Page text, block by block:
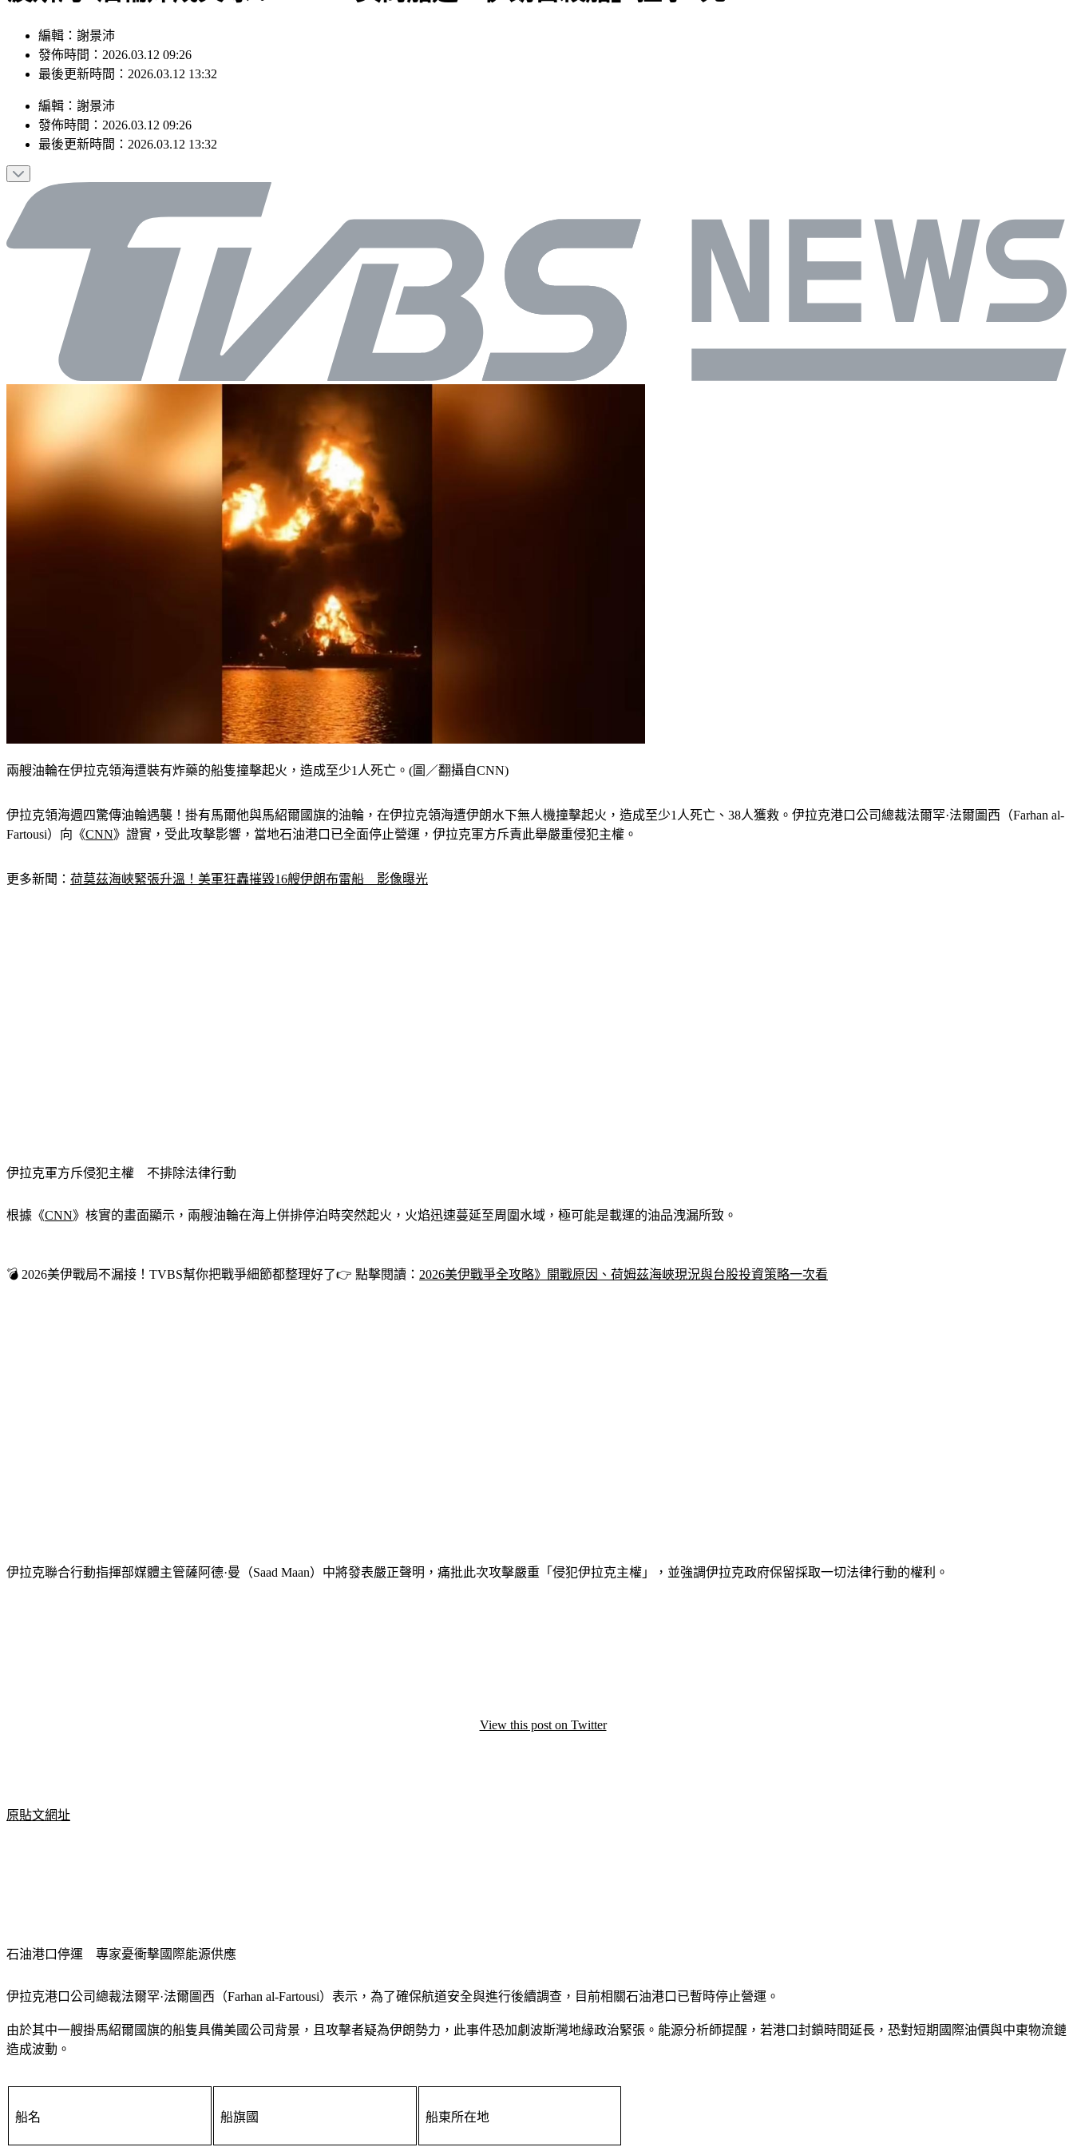
編輯：謝景沛
發佈時間：2026.03.12 09:26
最後更新時間：2026.03.12 13:32
編輯 ： 謝景沛
發佈時間： 2026.03.12 09:26
最後更新時間： 2026.03.12 13:32
兩艘油輪在伊拉克領海遭裝有炸藥的船隻撞擊起火，造成至少1人死亡。(圖／翻攝自CNN)
伊拉克領海週四驚傳油輪遇襲！掛有馬爾他與馬紹爾國旗的油輪，在伊拉克領海遭伊朗水下無人機撞擊起火，造成至少1人死亡、38人獲救。伊拉克港口公司總裁法爾罕·法爾圖西（Farhan al-
Fartousi）向《CNN》證實，受此攻擊影響，當地石油港口已全面停止營運，伊拉克軍方斥責此舉嚴重侵犯主權。
更多新聞： 荷莫茲海峽緊張升溫！美軍狂轟摧毀16艘伊朗布雷船　影像曝光
伊拉克軍方斥侵犯主權　不排除法律行動
根據《CNN》核實的畫面顯示，兩艘油輪在海上併排停泊時突然起火，火焰迅速蔓延至周圍水域，極可能是載運的油品洩漏所致。
💣 2026美伊戰局不漏接！TVBS幫你把戰爭細節都整理好了👉 點擊閱讀： 2026美伊戰爭全攻略》開戰原因、荷姆茲海峽現況與台股投資策略一次看
伊拉克聯合行動指揮部媒體主管薩阿德·曼（Saad Maan）中將發表嚴正聲明，痛批此次攻擊嚴重「侵犯伊拉克主權」，並強調伊拉克政府保留採取一切法律行動的權利。
View this post on Twitter
原貼文網址
石油港口停運　專家憂衝擊國際能源供應
伊拉克港口公司總裁法爾罕·法爾圖西（Farhan al-Fartousi）表示，為了確保航道安全與進行後續調查，目前相關石油港口已暫時停止營運。
由於其中一艘掛馬紹爾國旗的船隻具備美國公司背景，且攻擊者疑為伊朗勢力，此事件恐加劇波斯灣地緣政治緊張。能源分析師提醒，若港口封鎖時間延長，恐對短期國際油價與中東物流鏈
造成波動。
船名 船旗國 船東所在地